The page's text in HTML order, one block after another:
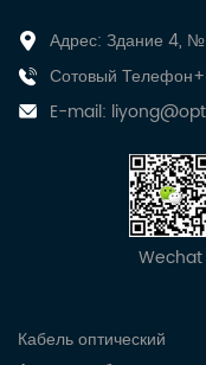
Адрес: Здание 4, №
Сотовый
E-mail:
Wechat
Кабель оптический